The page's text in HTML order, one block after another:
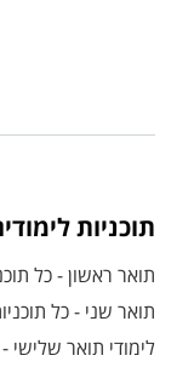
תוכניות
תואר ראשון - כל
תואר שני - כל
לימודי תואר שלישי